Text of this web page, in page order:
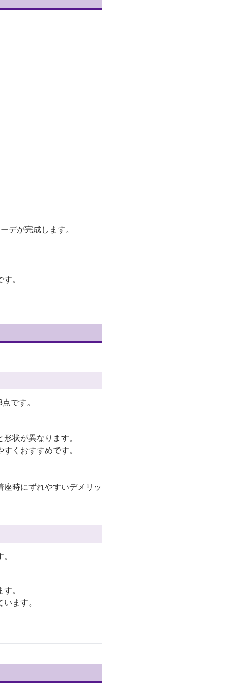
デが完成します。
。
です。
状が異なります。
くおすすめです。
座時にずれやすいデメリッ
。
ます。